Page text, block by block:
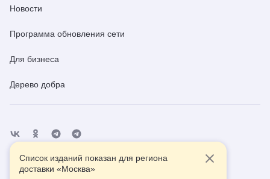
Новости
Программа обновления сети
Для бизнеса
Дерево добра
Помощь Контакты
Список изданий показан для региона
доставки «Москва»